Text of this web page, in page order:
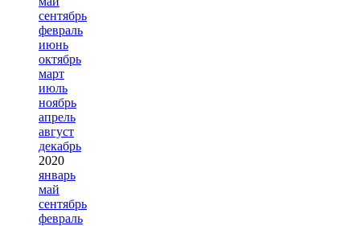
сентябрь
февраль
июнь
октябрь
март
июль
ноябрь
апрель
август
декабрь
2020
январь
май
сентябрь
февраль